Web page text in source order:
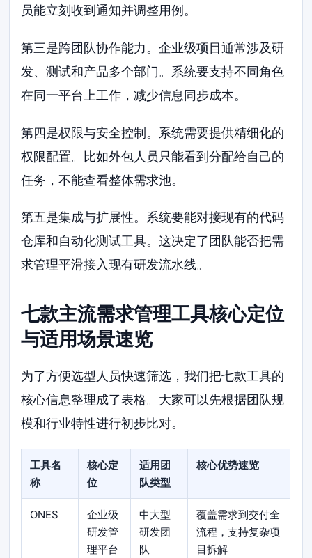
员能立刻收到通知并调整用例。
第三是跨团队协作能力。企业级项目通常涉及研
发、测试和产品多个部门。系统要支持不同角色
在同一平台上工作，减少信息同步成本。
第四是权限与安全控制。系统需要提供精细化的
权限配置。比如外包人员只能看到分配给自己的
任务，不能查看整体需求池。
第五是集成与扩展性。系统要能对接现有的代码
仓库和自动化测试工具。这决定了团队能否把需
求管理平滑接入现有研发流水线。
七款主流需求管理工具核心定位
与适用场景速览
为了方便选型人员快速筛选，我们把七款工具的
核心信息整理成了表格。大家可以先根据团队规
模和行业特性进行初步比对。
工具名
称
核心定
位
适用团
队类型
核心优势速览
ONES
企业级
研发管
理平台
中大型
研发团
队
覆盖需求到交付全
流程，支持复杂项
目拆解